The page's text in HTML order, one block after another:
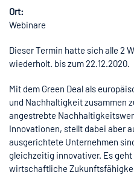
Ort:
Webinare
Dieser Termin hatte sich alle 2
wiederholt. bis zum 22.12.2020.
Mit dem Green Deal als
und Nachhaltigkeit zusammen
angestrebte
Innovationen, stellt dabei aber
ausgerichtete Unternehmen
gleichzeitig innovativer. Es
wirtschaftliche